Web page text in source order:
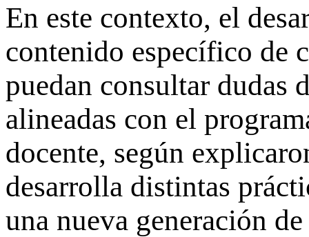
En este contexto, el
contenido específico de
puedan consultar dudas
alineadas con el
docente, según
desarrolla distintas
una nueva generación